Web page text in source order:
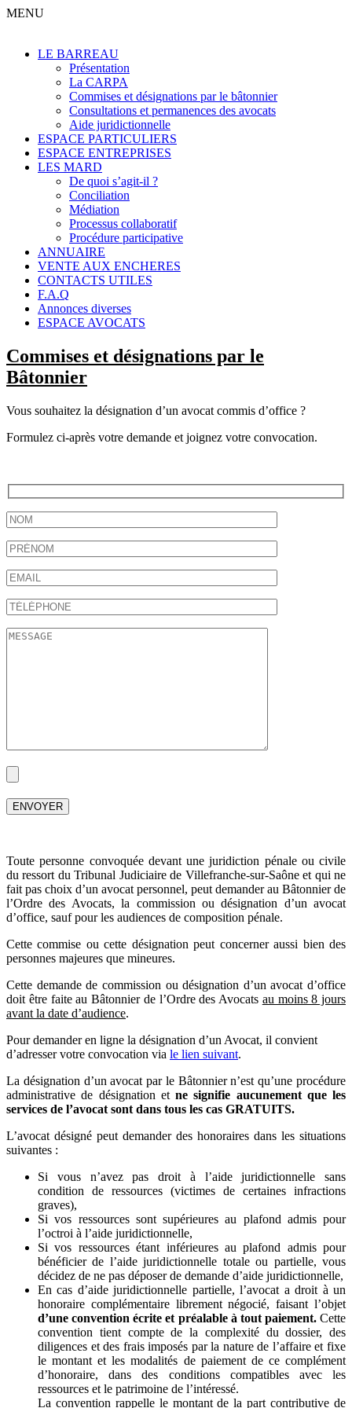
MENU
LE BARREAU
Présentation
La CARPA
Commises et désignations par le bâtonnier
Consultations et permanences des avocats
Aide juridictionnelle
ESPACE PARTICULIERS
ESPACE ENTREPRISES
LES MARD
De quoi s’agit-il ?
Conciliation
Médiation
Processus collaboratif
Procédure participative
ANNUAIRE
VENTE AUX ENCHERES
CONTACTS UTILES
F.A.Q
Annonces diverses
ESPACE AVOCATS
Commises et désignations par le
Bâtonnier
Vous souhaitez la désignation d’un avocat commis d’office ?
Formulez ci-après votre demande et joignez votre convocation.
Toute personne convoquée devant une juridiction pénale ou civile
du ressort du Tribunal Judiciaire de Villefranche-sur-Saône et qui ne
fait pas choix d’un avocat personnel, peut demander au Bâtonnier de
l’Ordre des Avocats, la commission ou désignation d’un avocat
d’office, sauf pour les audiences de composition pénale.
Cette commise ou cette désignation peut concerner aussi bien des
personnes majeures que mineures.
Cette demande de commission ou désignation d’un avocat d’office
doit être faite au Bâtonnier de l’Ordre des Avocats au moins 8 jours
avant la date d’audience.
Pour demander en ligne la désignation d’un Avocat, il convient
d’adresser votre convocation via le lien suivant.
La désignation d’un avocat par le Bâtonnier n’est qu’une procédure
administrative de désignation et ne signifie aucunement que les
services de l’avocat sont dans tous les cas GRATUITS.
L’avocat désigné peut demander des honoraires dans les situations
suivantes :
Si vous n’avez pas droit à l’aide juridictionnelle sans
condition de ressources (victimes de certaines infractions
graves),
Si vos ressources sont supérieures au plafond admis pour
l’octroi à l’aide juridictionnelle,
Si vos ressources étant inférieures au plafond admis pour
bénéficier de l’aide juridictionnelle totale ou partielle, vous
décidez de ne pas déposer de demande d’aide juridictionnelle,
En cas d’aide juridictionnelle partielle, l’avocat a droit à un
honoraire complémentaire librement négocié, faisant l’objet
d’une convention écrite et préalable à tout paiement.Cette
convention tient compte de la complexité du dossier, des
diligences et des frais imposés par la nature de l’affaire et fixe
le montant et les modalités de paiement de ce complément
d’honoraire, dans des conditions compatibles avec les
ressources et le patrimoine de l’intéressé.
La convention rappelle le montant de la part contributive de